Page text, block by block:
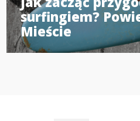
surfingiem?
Mieście